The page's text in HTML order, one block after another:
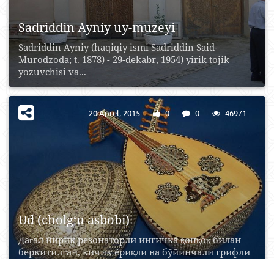
Sadriddin Ayniy uy-muzeyi
Sadriddin Ayniy (haqiqiy ismi Sadriddin Said-
Murodzoda; t. 1878) - 29-dekabr, 1954) yirik tojik
yozuvchisi va...
Ud (cholg‘u asbobi)
Дағал йирик резонаторли ингичка қопқоқ билан
беркитилган, кичик ёриқли ва бўйинчали грифли
20 Aprel, 2015 0 0 46971